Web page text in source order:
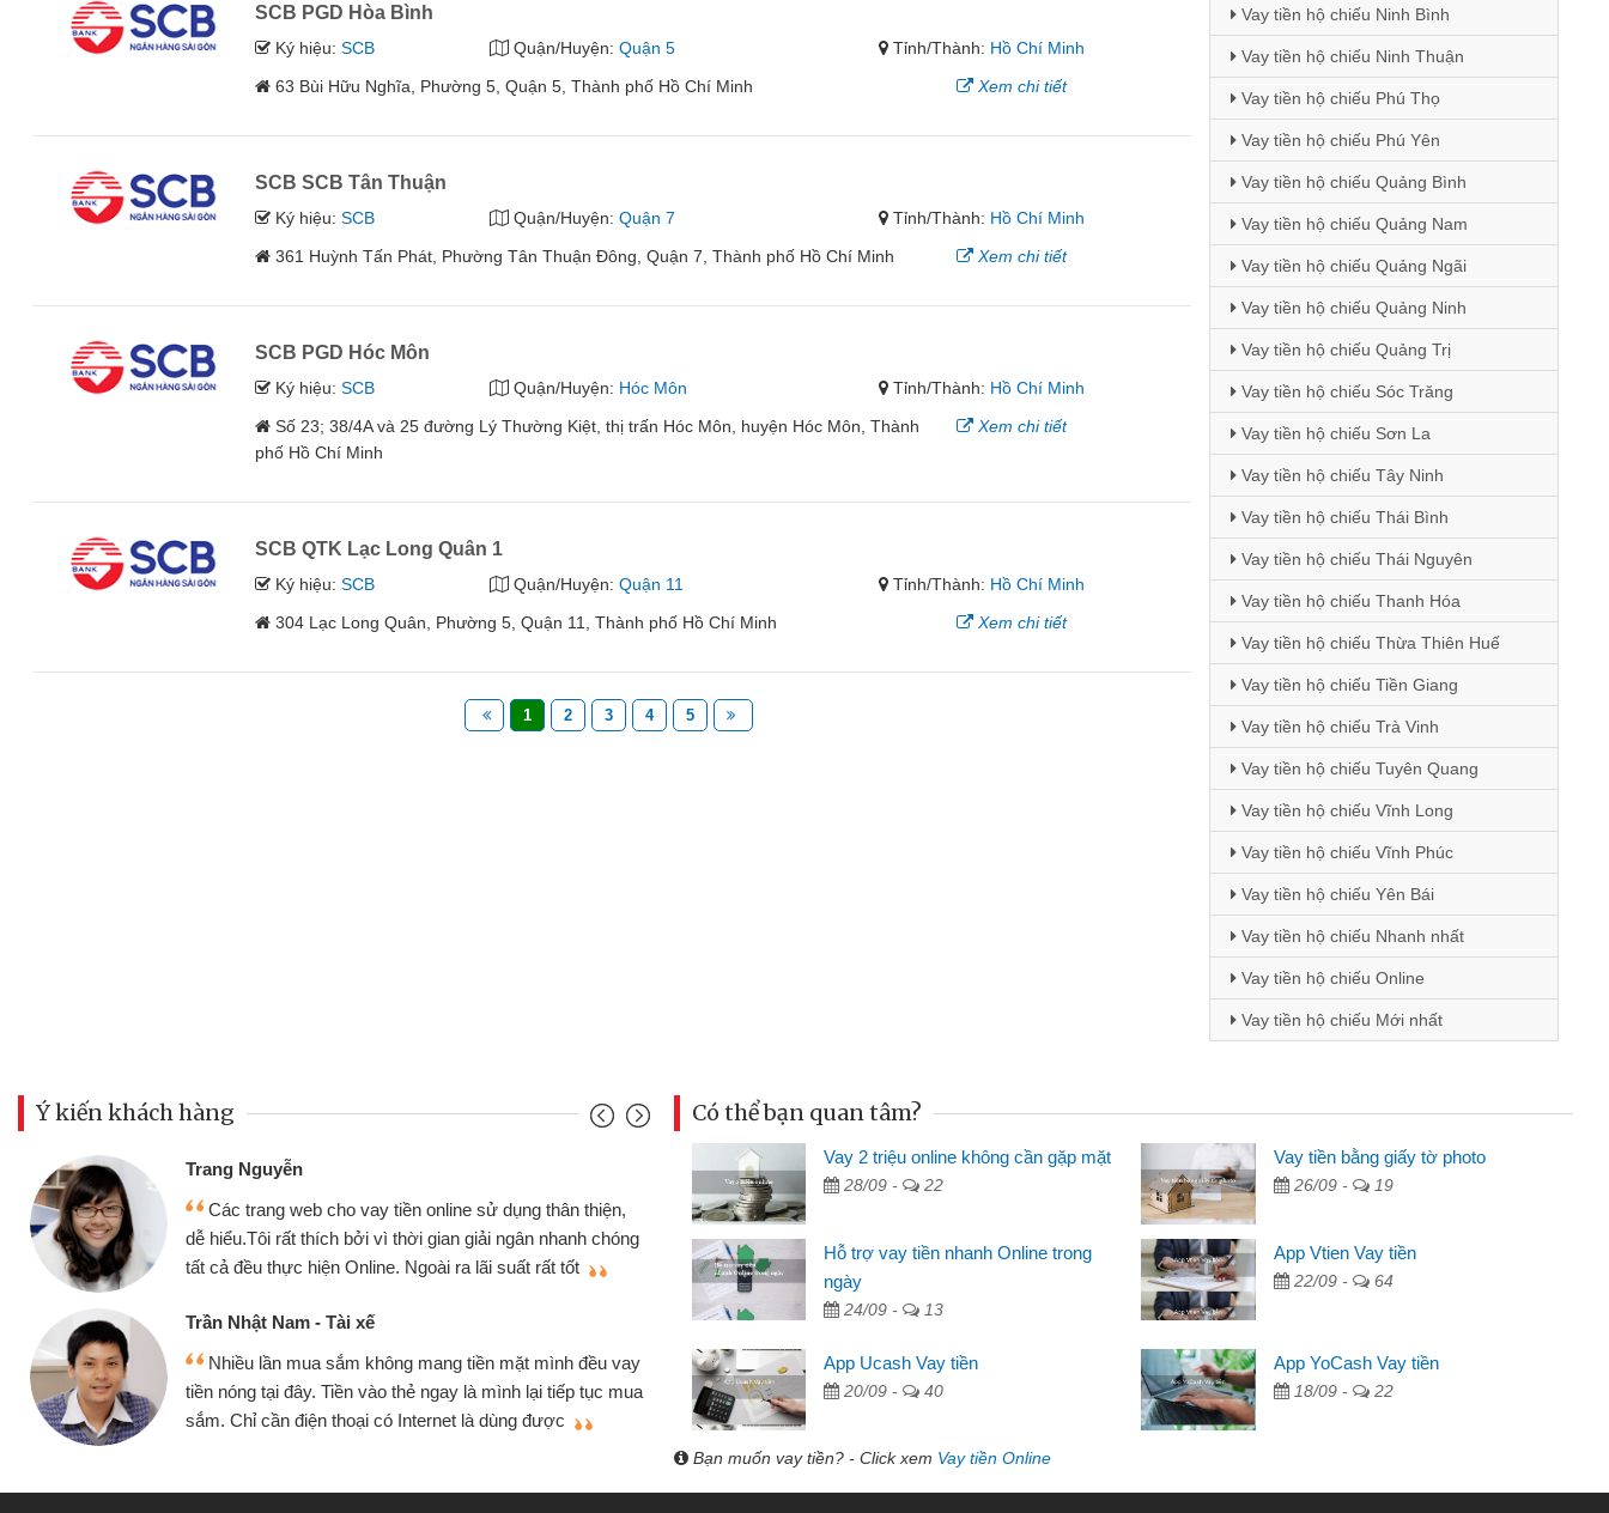
SCB PGD Hòa Bình
Ký hiệu:SCB Quận/Huyện: Quận 5 Tỉnh/Thành: Hồ Chí Minh
63 Bùi Hữu Nghĩa, Phường 5, Quận 5, Thành phố Hồ Chí Minh
Xem chi tiết
SCB SCB Tân Thuận
Ký hiệu:SCB Quận/Huyện: Quận 7 Tỉnh/Thành: Hồ Chí Minh
361 Huỳnh Tấn Phát, Phường Tân Thuận Đông, Quận 7, Thành phố Hồ Chí Minh
Xem chi tiết
SCB PGD Hóc Môn
Ký hiệu:SCB Quận/Huyện: Hóc Môn Tỉnh/Thành: Hồ Chí Minh
Số 23; 38/4A và 25 đường Lý Thường Kiệt, thị trấn Hóc Môn, huyện Hóc Môn, Thành
phố Hồ Chí Minh
Xem chi tiết
SCB QTK Lạc Long Quân 1
Ký hiệu:SCB Quận/Huyện: Quận 11 Tỉnh/Thành: Hồ Chí Minh
304 Lạc Long Quân, Phường 5, Quận 11, Thành phố Hồ Chí Minh
Xem chi tiết
1 2 3 4 5
Vay tiền hộ chiếu Ninh Bình
Vay tiền hộ chiếu Ninh Thuận
Vay tiền hộ chiếu Phú Thọ
Vay tiền hộ chiếu Phú Yên
Vay tiền hộ chiếu Quảng Bình
Vay tiền hộ chiếu Quảng Nam
Vay tiền hộ chiếu Quảng Ngãi
Vay tiền hộ chiếu Quảng Ninh
Vay tiền hộ chiếu Quảng Trị
Vay tiền hộ chiếu Sóc Trăng
Vay tiền hộ chiếu Sơn La
Vay tiền hộ chiếu Tây Ninh
Vay tiền hộ chiếu Thái Bình
Vay tiền hộ chiếu Thái Nguyên
Vay tiền hộ chiếu Thanh Hóa
Vay tiền hộ chiếu Thừa Thiên Huế
Vay tiền hộ chiếu Tiền Giang
Vay tiền hộ chiếu Trà Vinh
Vay tiền hộ chiếu Tuyên Quang
Vay tiền hộ chiếu Vĩnh Long
Vay tiền hộ chiếu Vĩnh Phúc
Vay tiền hộ chiếu Yên Bái
Vay tiền hộ chiếu Nhanh nhất
Vay tiền hộ chiếu Online
Vay tiền hộ chiếu Mới nhất
Ý kiến khách hàng
thân thiện,
nhanh chóng
rất tốt
mình đều vay
lại tiếp tục mua
được
Mình cần tiền gấp nên định cầm cố chiếc xe wave
nhưng thật may đã có gói vay tiền bằng CMND online
không cần gặp mặt nên rất tiện lợi, sẽ giới thiệu cho bạn
Tôi kinh doanh buôn bán nhỏ lẻ nhiều lúc cần vốn nhập
hàng, nhờ biết đến website qua bạn bè giới thiệu tôi đã giải
quyết được công việc của mình nhanh chóng
Mai Lan - Sinh viên
Tôi biết đến thông qua quảng cáo trên facebook. Tôi là
sinh viên nên cần đóng tiền nhà, sinh nhật bạn bè, mà đọc
thấy thủ tục nhanh gọn nên tôi quyết định vay
Mất 2 tuần các ngân hàng không ai cho vay. Trong khi
cần có 2 triệu để giải quyết việc riêng, trong 1-2 ngày tôi trả
được thôi. Cảm ơn đã giúp tôi kịp thời và nhanh chóng
Có thể bạn quan tâm?
Vay 2 triệu online không cần gặp mặt
28/09 - 22
Vay tiền bằng giấy tờ photo
26/09 - 19
Hỗ trợ vay tiền nhanh Online trong
ngày
24/09 - 13
App Vtien Vay tiền
22/09 - 64
App Ucash Vay tiền
20/09 - 40
App YoCash Vay tiền
18/09 - 22
Bạn muốn vay tiền? - Click xem Vay tiền Online